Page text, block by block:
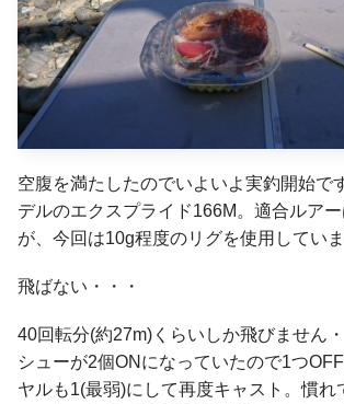
空腹を満たしたのでいよいよ実釣開始で
デルのエクスプライド166M。適合ルア
が、今回は10g程度のリグを使用していま
飛ばない・・・
40回転分(約27m)くらいしか飛びません
シューが2個ONになっていたので1つ
ヤルも1(最弱)にして再度キャスト。慣れ